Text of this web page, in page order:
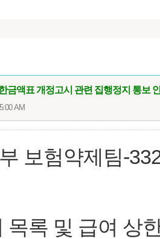
금액표 개정고시 관련 집행정지 통보
AM
보험약제팀-
목록 및 급여 상